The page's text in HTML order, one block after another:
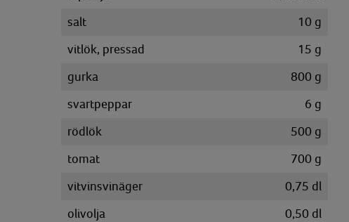
salt
10 g
vitlök, pressad
15 g
gurka
800 g
svartpeppar
6 g
rödlök
500 g
tomat
700 g
vitvinsvinäger
0,75 dl
olivolja
0,50 dl